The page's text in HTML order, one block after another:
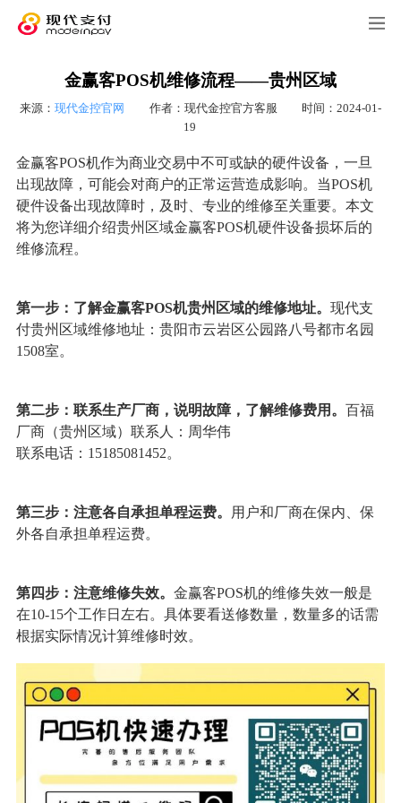
金赢客POS机维修流程——贵州区域
来源： 现代金控官网 作者：现代金控官方客服
时间：2024-01-
19
金赢客POS机作为商业交易中不可或缺的硬件设备，一旦
出现故障，可能会对商户的正常运营造成影响。当POS机
硬件设备出现故障时，及时、专业的维修至关重要。本文
将为您详细介绍贵州区域金赢客POS机硬件设备损坏后的
维修流程。
第一步：了解金赢客POS机贵州区域的维修地址。 现代支
付贵州区域维修地址：贵阳市云岩区公园路八号都市名园
1508室。
第二步：联系生产厂商，说明故障，了解维修费用。 百福
厂商（贵州区域）联系人：周华伟
联系电话：15185081452。
第三步：注意各自承担单程运费。
用户和厂商在保内、保
外各自承担单程运费。
第四步：注意维修失效。 金赢客POS机的维修失效一般是
在10-15个工作日左右。具体要看送修数量，数量多的话需
根据实际情况计算维修时效。